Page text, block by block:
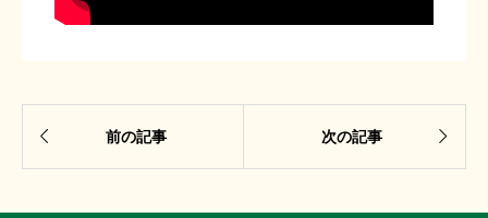
 前の記事 次の記事 